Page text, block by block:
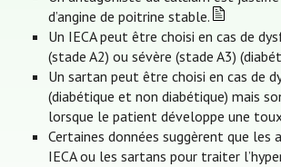
d’angine de poitrine stable.
Un IECA peut être choisi en cas de
(stade A2) ou sévère (stade A3)
Un sartan peut être choisi en cas de
(diabétique et non diabétique) mais
lorsque le patient développe une
Certaines données suggèrent que
IECA ou les sartans pour traiter